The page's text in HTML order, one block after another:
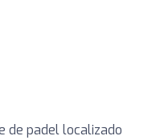
de padel localizado